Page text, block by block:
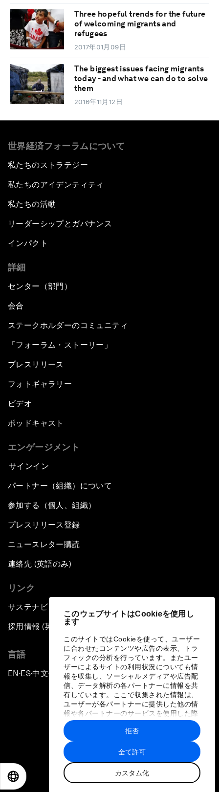
このウェブサイトはCookieを使用し
ます
このサイトではCookieを使って、ユーザー
に合わせたコンテンツや広告の表示、トラ
フィックの分析を行っています。またユー
ザーによるサイトの利用状況についても情
報を収集し、ソーシャルメディアや広告配
信、データ解析の各パートナーに情報を共
有しています。ここで収集された情報は、
ユーザーが各パートナーに提供した他の情
報や各パートナーのサービスを使用した際
に収集された情報と組み合わされ、各パー
トナーによって使用されることがありま
す。
全て許可
カスタム化
拒否
Three hopeful trends for the future
of welcoming migrants and
refugees
2017年01月09日
The biggest issues facing migrants
today - and what we can do to solve
them
2016年11月12日
世界経済フォーラムについて
私たちのストラテジー
私たちのアイデンティティ
私たちの活動
リーダーシップとガバナンス
インパクト
詳細
センター（部門）
会合
ステークホルダーのコミュニティ
「フォーラム・ストーリー」
プレスリリース
フォトギャラリー
ビデオ
ポッドキャスト
エンゲージメント
サインイン
パートナー（組織）について
参加する（個人、組織）
プレスリリース登録
ニュースレター購読
連絡先 (英語のみ)
リンク
サステナビリティへの取り組み
採用情報 (英語のみ)
言語
EN ▪ ES▪中文▪ 日本語
プライバシーポリシーと利用規約
サイトマップ
©
世界経済フォーラム